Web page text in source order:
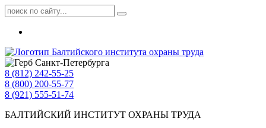
8 (812) 242-55-25
8 (800) 200-55-77
8 (921) 555-51-74
БАЛТИЙСКИЙ ИНСТИТУТ ОХРАНЫ ТРУДА